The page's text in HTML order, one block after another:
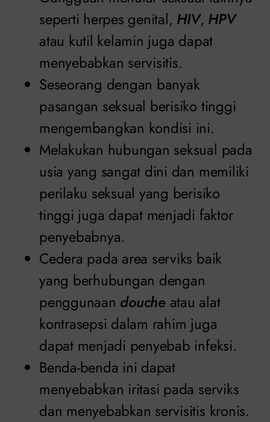
seperti herpes genital, HIV, HPV
atau kutil kelamin juga dapat
menyebabkan servisitis.
Seseorang dengan banyak
pasangan seksual berisiko tinggi
mengembangkan kondisi ini.
Melakukan hubungan seksual pada
usia yang sangat dini dan memiliki
perilaku seksual yang berisiko
tinggi juga dapat menjadi faktor
penyebabnya.
Cedera pada area serviks baik
yang berhubungan dengan
penggunaan doucheatau alat
kontrasepsi dalam rahim juga
dapat menjadi penyebab infeksi.
Benda-benda ini dapat
menyebabkan iritasi pada serviks
dan menyebabkan servisitis kronis.